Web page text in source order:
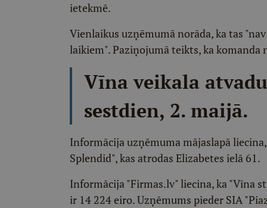
ietekmē.
Vienlaikus uzņēmumā norāda, ka tas
laikiem". Paziņojumā teikts, ka
Vīna veikala
sestdien, 2. maijā.
Informācija uzņēmuma mājaslapā
Splendid", kas atrodas Elizabetes ielā 61.
Informācija "Firmas.lv" liecina, ka "Vīna
ir 14 224 eiro. Uzņēmums pieder SIA